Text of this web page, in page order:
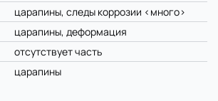
царапины, следы коррозии <много>
царапины, деформация
отсутствует часть
царапины